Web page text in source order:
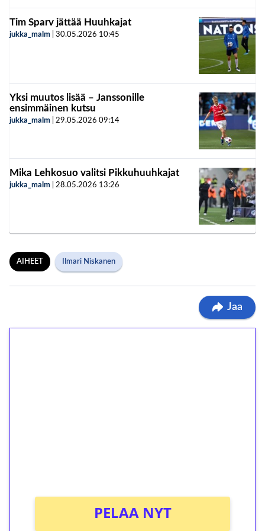
Tim Sparv jättää Huuhkajat
jukka_malm 30.05.2026 10:45
Yksi muutos lisää – Janssonille
ensimmäinen kutsu
jukka_malm 29.05.2026 09:14
Mika Lehkosuo valitsi Pikkuhuuhkajat
jukka_malm 28.05.2026 13:26
AIHEET Ilmari Niskanen
Jaa
PELAA NYT